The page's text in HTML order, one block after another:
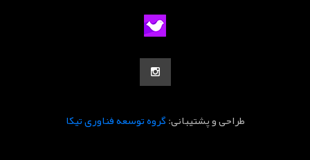
طراحی و پشتیبانی:گروه توسعه فناوری تیکا